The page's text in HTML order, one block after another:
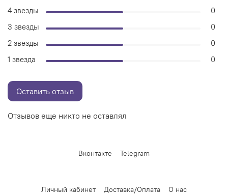
Отзывов еще никто не оставлял
4 звезды
0
3 звезды
0
2 звезды
0
1 звезда
0
Оставить отзыв
Вконтакте Telegram
Личный кабинет Доставка/Оплата О нас